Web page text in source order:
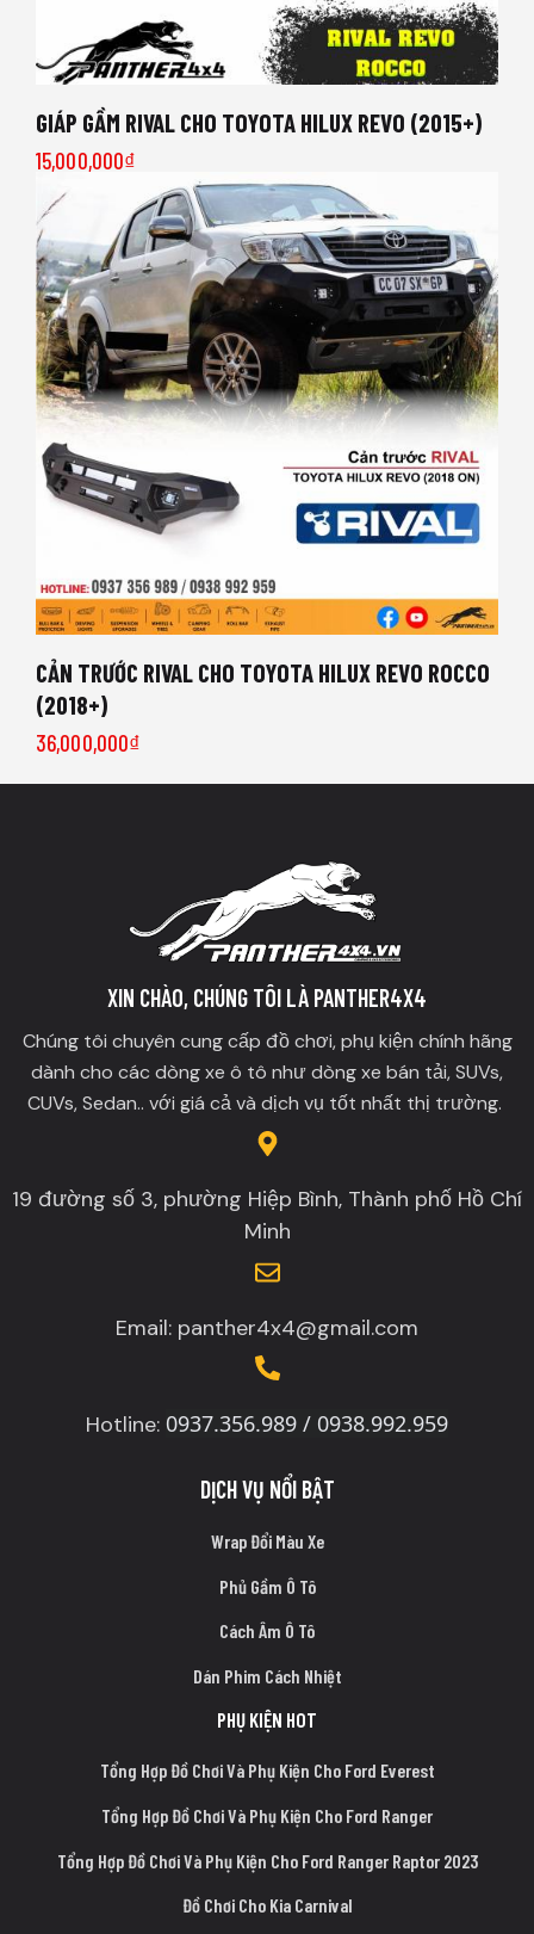
GIÁP GẦM RIVAL CHO TOYOTA HILUX REVO (2015+)
15,000,000₫
CẢN TRƯỚC RIVAL CHO TOYOTA HILUX REVO ROCCO
(2018+)
36,000,000₫
XIN CHÀO, CHÚNG TÔI LÀ PANTHER4X4
Chúng tôi chuyên cung cấp đồ chơi, phụ kiện chính hãng
dành cho các dòng xe ô tô như dòng xe bán tải, SUVs,
CUVs, Sedan.. với giá cả và dịch vụ tốt nhất thị trường.
19 đường số 3, phường Hiệp Bình, Thành phố Hồ Chí
Minh
Email: panther4x4@gmail.com
Hotline: 0937.356.989 / 0938.992.959
DỊCH VỤ NỔI BẬT
Wrap Đổi Màu Xe
Phủ Gầm Ô Tô
Cách Âm Ô Tô
Dán Phim Cách Nhiệt
PHỤ KIỆN HOT
Tổng Hợp Đồ Chơi Và Phụ Kiện Cho Ford Everest
Tổng Hợp Đồ Chơi Và Phụ Kiện Cho Ford Ranger
Tổng Hợp Đồ Chơi Và Phụ Kiện Cho Ford Ranger Raptor 2023
Đồ Chơi Cho Kia Carnival